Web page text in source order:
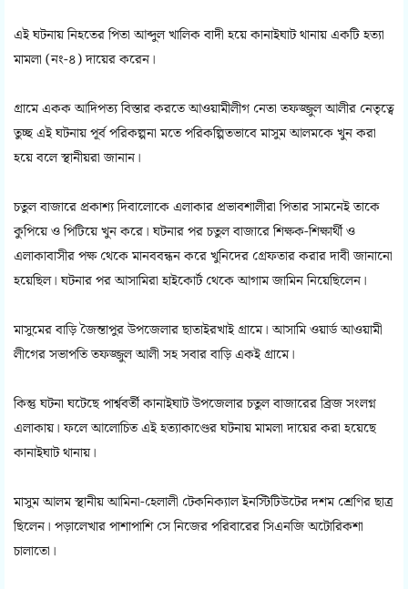
এই ঘটনায় নিহতের পিতা আব্দুল খালিক বাদী হয়ে কানাইঘাট থানায় একটি হত্যা
মামলা (নং-৪) দায়ের করেন।
গ্রামে একক আদিপত্য বিস্তার করতে আওয়ামীলীগ নেতা তফজ্জুল আলীর নেতৃত্বে
তুচ্ছ এই ঘটনায় পূর্ব পরিকল্পনা মতে পরিকল্পিতভাবে মাসুম আলমকে খুন করা
হয়ে বলে স্থানীয়রা জানান।
চতুল বাজারে প্রকাশ্য দিবালোকে এলাকার প্রভাবশালীরা পিতার সামনেই তাকে
কুপিয়ে ও পিটিয়ে খুন করে। ঘটনার পর চতুল বাজারে শিক্ষক-শিক্ষার্থী ও
এলাকাবাসীর পক্ষ থেকে মানববন্ধন করে খুনিদের গ্রেফতার করার দাবী জানানো
হয়েছিল। ঘটনার পর আসামিরা হাইকোর্ট থেকে আগাম জামিন নিয়েছিলেন।
মাসুমের বাড়ি জৈন্তাপুর উপজেলার ছাতাইরখাই গ্রামে। আসামি ওয়ার্ড আওয়ামী
লীগের সভাপতি তফজ্জুল আলী সহ সবার বাড়ি একই গ্রামে।
কিন্তু ঘটনা ঘটেছে পার্শ্ববর্তী কানাইঘাট উপজেলার চতুল বাজারের ব্রিজ সংলগ্ন
এলাকায়। ফলে আলোচিত এই হত্যাকাণ্ডের ঘটনায় মামলা দায়ের করা হয়েছে
কানাইঘাট থানায়।
মাসুম আলম স্থানীয় আমিনা-হেলালী টেকনিক্যাল ইনস্টিটিউটের দশম শ্রেণির ছাত্র
ছিলেন। পড়ালেখার পাশাপাশি সে নিজের পরিবারের সিএনজি অটোরিকশা
চালাতো।